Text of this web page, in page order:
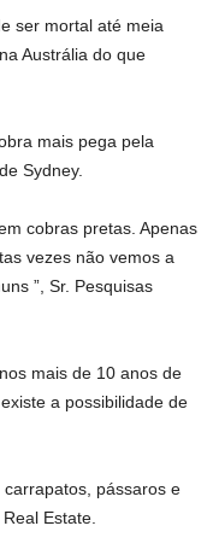
ser mortal até meia
Austrália do que
mais pega pela
Sydney.
cobras pretas. Apenas
vezes não vemos a
”, Sr. Pesquisas
mais de 10 anos de
a possibilidade de
pássaros e
Estate.